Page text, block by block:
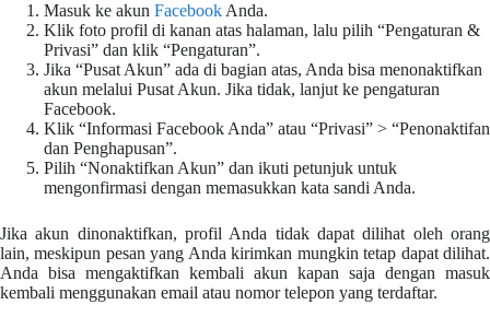
Masuk ke akun Facebook Anda.
Klik foto profil di kanan atas halaman, lalu pilih “Pengaturan &
Privasi” dan klik “Pengaturan”.
Jika “Pusat Akun” ada di bagian atas, Anda bisa menonaktifkan
akun melalui Pusat Akun. Jika tidak, lanjut ke pengaturan
Facebook.
Klik “Informasi Facebook Anda” atau “Privasi” > “Penonaktifan
dan Penghapusan”.
Pilih “Nonaktifkan Akun” dan ikuti petunjuk untuk
mengonfirmasi dengan memasukkan kata sandi Anda.
Jika akun dinonaktifkan, profil Anda tidak dapat dilihat oleh orang
lain, meskipun pesan yang Anda kirimkan mungkin tetap dapat dilihat.
Anda bisa mengaktifkan kembali akun kapan saja dengan masuk
kembali menggunakan email atau nomor telepon yang terdaftar.